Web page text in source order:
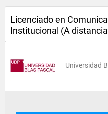
Licenciado en
Institucional (A
Universidad